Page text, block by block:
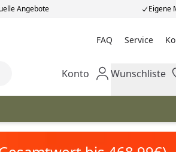
Angebote Eigene
FAQ Service
Mein Konto
Konto Wunschliste
Wunschliste